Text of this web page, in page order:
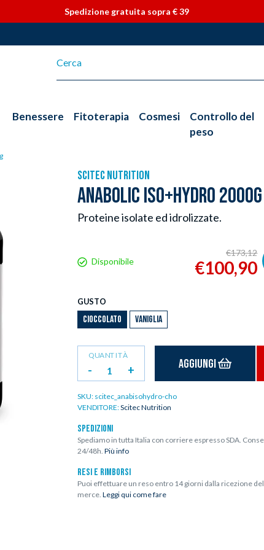
Spedizione gratuita sopra € 39
Benessere Fitoterapia Cosmesi
Controllo del
peso
SCITEC NUTRITION
ANABOLIC ISO+HYDRO 2000G
Proteine isolate ed idrolizzate.
Disponibile
€173,12
€100,90
GUSTO
CIOCCOLATO VANIGLIA
QUANTITÀ
- + Aggiungi
SKU: scitec_anabisohydro-cho
VENDITORE:Scitec Nutrition
SPEDIZIONI
Spediamo in tutta Italia con corriere espresso SDA.
24/48h. Più info
RESI E RIMBORSI
Puoi effettuare un reso entro 14 giorni dalla ricezione
merce. Leggi qui come fare